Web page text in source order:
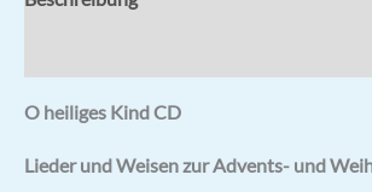
O heiliges Kind CD
Lieder und Weisen zur Advents- und